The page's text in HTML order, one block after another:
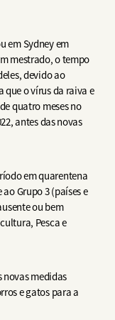
em Sydney em
mestrado, o tempo
devido ao
que o vírus da raiva e
quatro meses no
antes das novas
em quarentena
Grupo 3 (países e
ou bem
Pesca e
novas medidas
e gatos para a